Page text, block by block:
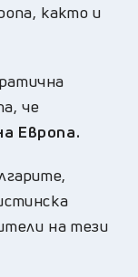
както и
че
Европа.
на тези